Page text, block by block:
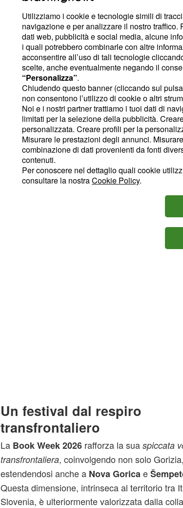
Il ricco programma si estenderà in modo diffuso
biblioteche, librerie, spazi culturali, locali e
incontro della città, grazie anche alla
Confcommercio Gorizia. Saranno protagonisti
giornalisti, divulgatori, economisti e studiosi,
confrontarsi su temi di
grande attualità
all'innovazione, dalla geopolitica
ospiti di spicco figuranoGiovanni Grasso,
Battiston, Nello Cristianini, Roberta Villa,
Gigi Riva eVittorio Emanuele Parsi. I loro
animeranno confronti e dialoghi aperti al
argomenti di rilievo contemporaneo. Come
sindaco Rodolfo Ziberna, dal consigliere
Bernardis e dal direttore quotidiani Gruppo
Possamai, per tre giorni "la città si trasformerà
Un festival dal respiro
transfrontaliero
La Book Week 2026rafforza la sua spiccata
transfrontaliera, coinvolgendo non solo
estendendosi anche a Nova Gorica e
Questa dimensione, intrinseca al territorio tra
Slovenia, è ulteriormente valorizzata dalla
Utilizziamo i cookie e tecnologie simili di
navigazione e per analizzare il nostro
dati web, pubblicità e social media, alcune
i quali potrebbero combinarle con altre
acconsentire all’uso di tali tecnologie
scelte, anche eventualmente negando il
“Personalizza”.
Chiudendo questo banner (cliccando sul
non consentono l’utilizzo di cookie o altri
Noi e i nostri partner trattiamo i tuoi dati di
limitati per la selezione della pubblicità.
personalizzata. Creare profili per la
Misurare le prestazioni degli annunci.
combinazione di dati provenienti da fonti
contenuti.
Per conoscere nel dettaglio quali cookie
consultare la nostraCookie Policy.